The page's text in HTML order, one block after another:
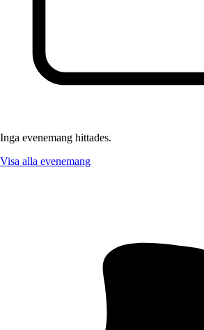
Inga evenemang hittades.
Visa alla evenemang